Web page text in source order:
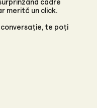
cadre
merită un click.
conversație, te poți